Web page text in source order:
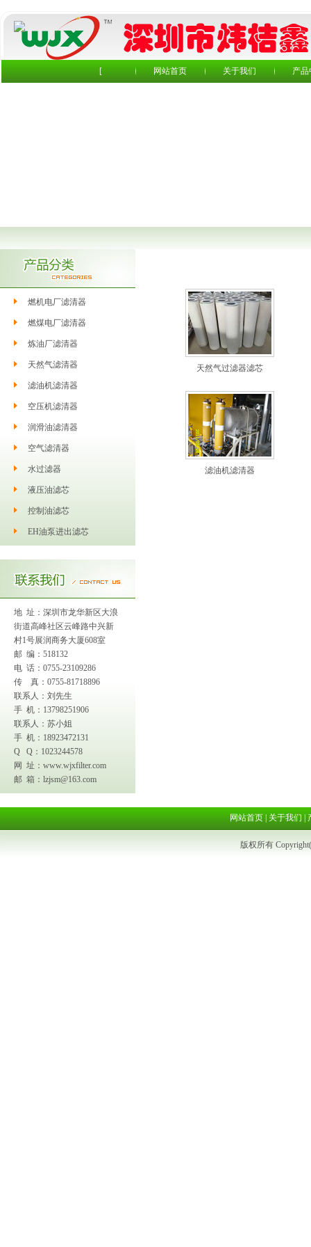
[ 网站首页 关于我们 产品
燃机电厂滤清器
燃煤电厂滤清器
炼油厂滤清器
天然气滤清器
滤油机滤清器
空压机滤清器
润滑油滤清器
空气滤清器
水过滤器
液压油滤芯
控制油滤芯
EH油泵进出滤芯
地 址：深圳市龙华新区大浪
街道高峰社区云峰路中兴新
村1号展润商务大厦608室
邮 编：518132
电 话：0755-23109286
传 真：0755-81718896
联系人：刘先生
手 机：13798251906
联系人：苏小姐
手 机：18923472131
Q Q：1023244578
网 址： www.wjxfilter.com
邮 箱： lzjsm@163.com
天然气过滤器滤芯
滤油机滤清器
网站首页 关于我们
版权所有